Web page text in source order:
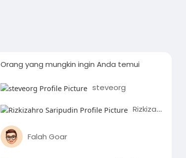
Orang yang mungkin ingin Anda temui
steveorg
Rizkizahro Saripudin
Falah Goar